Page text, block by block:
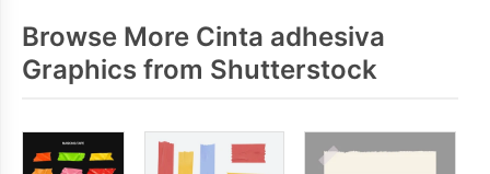
Browse More Cinta adhesiva
Graphics from Shutterstock